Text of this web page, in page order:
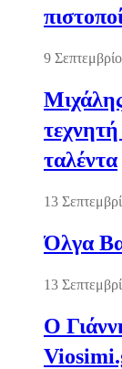
9
ταλέντα
13
Όλγα
13
Ο